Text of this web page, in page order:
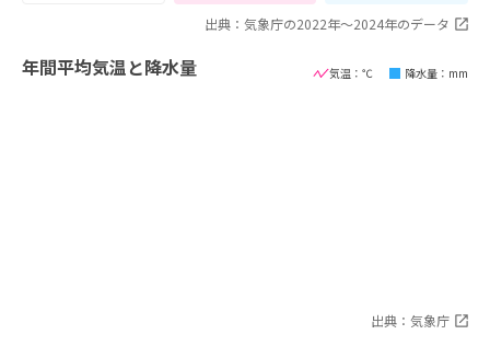
出典：気象庁の2022年〜2024年のデータ
年間平均気温と降水量 気温：℃ 降水量：mm
出典：気象庁